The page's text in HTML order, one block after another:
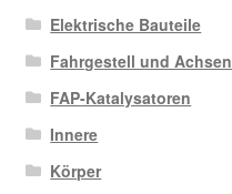
Elektrische Bauteile
Fahrgestell und Achsen
FAP-Katalysatoren
Innere
Körper